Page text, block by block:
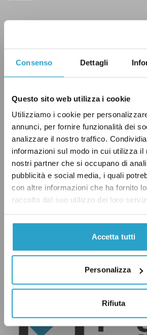
Consenso Dettagli
Questo sito web utilizza i cookie
Utilizziamo i cookie per
annunci, per fornire funzionalità dei
analizzare il nostro traffico.
informazioni sul modo in cui utilizza il
nostri partner che si occupano di
pubblicità e social media, i quali
con altre informazioni che ha fornito
raccolto dal suo utilizzo dei loro
Accetta tutti
Personalizza
Rifiuta
Share the Facts